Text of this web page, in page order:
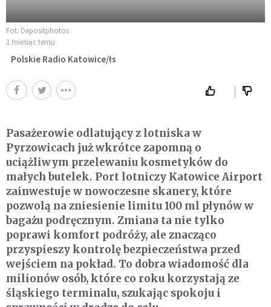
Fot. Depositphotos
1 miesiąc temu
Polskie Radio Katowice/łs
Pasażerowie odlatujący z lotniska w
Pyrzowicach już wkrótce zapomną o
uciążliwym przelewaniu kosmetyków do
małych butelek. Port lotniczy Katowice Airport
zainwestuje w nowoczesne skanery, które
pozwolą na zniesienie limitu 100 ml płynów w
bagażu podręcznym. Zmiana ta nie tylko
poprawi komfort podróży, ale znacząco
przyspieszy kontrolę bezpieczeństwa przed
wejściem na pokład. To dobra wiadomość dla
milionów osób, które co roku korzystają ze
śląskiego terminalu, szukając spokoju i